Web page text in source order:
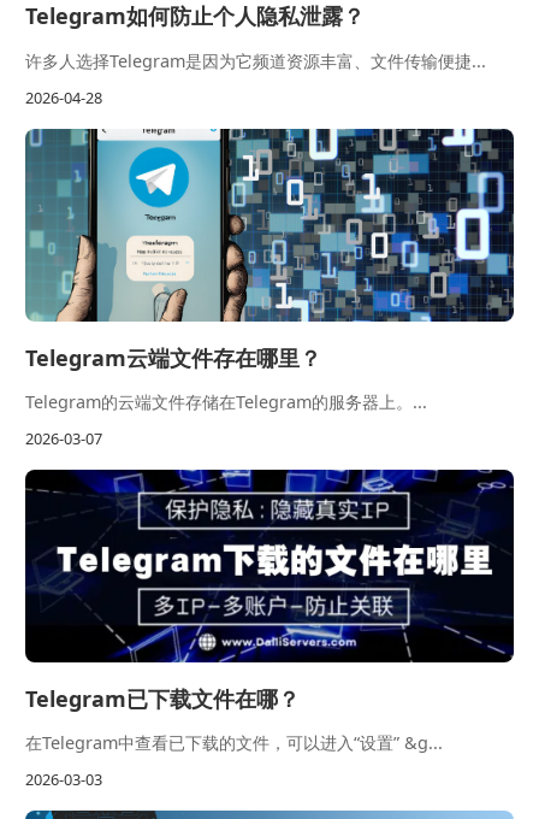
Telegram如何防止个人隐私泄露？
许多人选择Telegram是因为它频道资源丰富、文件传输便捷...
2026-04-28
Telegram云端文件存在哪里？
Telegram的云端文件存储在Telegram的服务器上。...
2026-03-07
Telegram已下载文件在哪？
在Telegram中查看已下载的文件，可以进入“设置” &g...
2026-03-03